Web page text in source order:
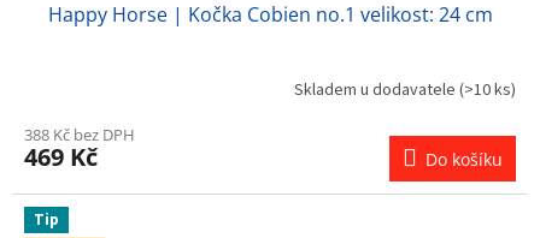
Happy Horse | Kočka Cobien no.1 velikost: 24 cm
Skladem u dodavatele (>10 ks)
388 Kč bez DPH
469 Kč Do košíku
Tip